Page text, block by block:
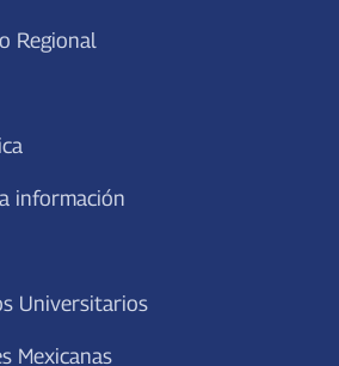
Regional
información
Universitarios
Mexicanas